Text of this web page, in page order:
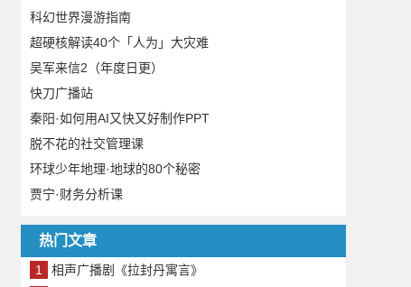
科幻世界漫游指南
超硬核解读40个「人为」大灾难
吴军来信2（年度日更）
快刀广播站
秦阳·如何用AI又快又好制作PPT
脱不花的社交管理课
环球少年地理·地球的80个秘密
贾宁·财务分析课
热门文章
1
相声广播剧《拉封丹寓言》